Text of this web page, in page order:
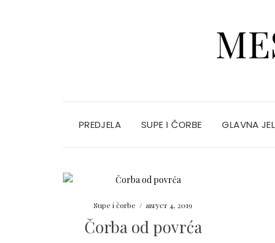
PREDJELA SUPE I ČORBE GLAVNA
Supe i čorbe / август 4, 2019
Čorba od povrća